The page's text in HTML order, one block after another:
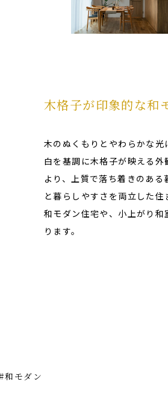
木格子が印象的な和
木のぬくもりとやわらかな光
白を基調に木格子が映える
より、上質で落ち着きのあ
と暮らしやすさを両立した住
和モダン住宅や、小上がり
ります。
和モダン